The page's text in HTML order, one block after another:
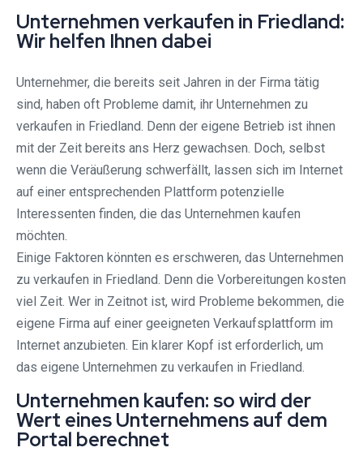
Unternehmen verkaufen in Friedland:
Wir helfen Ihnen dabei
Unternehmer, die bereits seit Jahren in der Firma tätig
sind, haben oft Probleme damit, ihr Unternehmen zu
verkaufen in Friedland. Denn der eigene Betrieb ist ihnen
mit der Zeit bereits ans Herz gewachsen. Doch, selbst
wenn die Veräußerung schwerfällt, lassen sich im Internet
auf einer entsprechenden Plattform potenzielle
Interessenten finden, die das Unternehmen kaufen
möchten.
Einige Faktoren könnten es erschweren, das Unternehmen
zu verkaufen in Friedland. Denn die Vorbereitungen kosten
viel Zeit. Wer in Zeitnot ist, wird Probleme bekommen, die
eigene Firma auf einer geeigneten Verkaufsplattform im
Internet anzubieten. Ein klarer Kopf ist erforderlich, um
das eigene Unternehmen zu verkaufen in Friedland.
Unternehmen kaufen: so wird der
Wert eines Unternehmens auf dem
Portal berechnet